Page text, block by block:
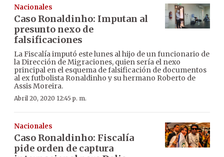
Nacionales
Caso Ronaldinho: Imputan al
presunto nexo de
falsificaciones
La Fiscalía imputó este lunes al hijo de un funcionario de
la Dirección de Migraciones, quien sería el nexo
principal en el esquema de falsificación de documentos
al ex futbolista Ronaldinho y su hermano Roberto de
Assis Moreira.
Abril 20, 2020 12:45 p. m.
Nacionales
Caso Ronaldinho: Fiscalía
pide orden de captura